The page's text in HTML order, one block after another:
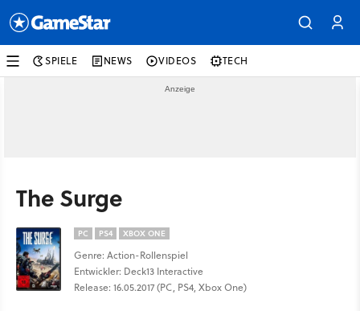
SPIELE NEWS VIDEOS TECH
The Surge
PC PS4 XBOX ONE
Genre: Action-Rollenspiel
Entwickler: Deck13 Interactive
Release: 16.05.2017 (PC, PS4, Xbox One)